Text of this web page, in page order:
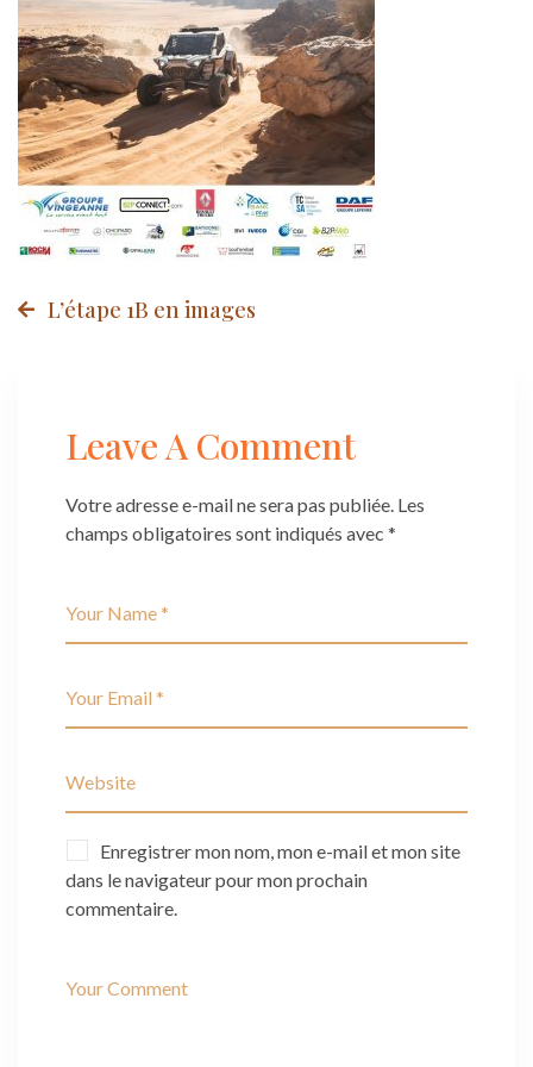
Post
L’étape 1B en images
Leave A Comment
Votre adresse e-mail ne sera pas publiée. Les
champs obligatoires sont indiqués avec *
Enregistrer mon nom, mon e-mail et mon site
dans le navigateur pour mon prochain
commentaire.